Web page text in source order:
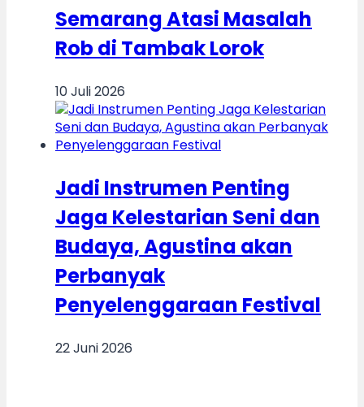
Semarang Atasi Masalah
Rob di Tambak Lorok
10 Juli 2026
Jadi Instrumen Penting
Jaga Kelestarian Seni dan
Budaya, Agustina akan
Perbanyak
Penyelenggaraan Festival
22 Juni 2026